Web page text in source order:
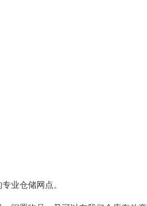
业仓储网点。